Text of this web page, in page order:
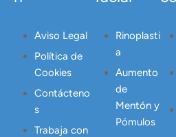
Aviso Legal
Política de
Cookies
Contácteno
s
Trabaja con
Rinoplasti
a
Aumento
de
Mentón y
Pómulos